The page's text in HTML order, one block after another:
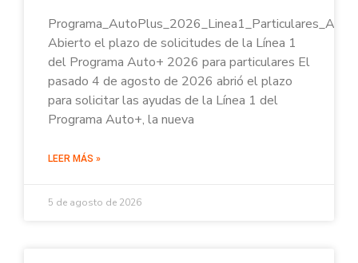
Abierto el plazo de solicitudes de la Línea 1
del Programa Auto+ 2026 para particulares El
pasado 4 de agosto de 2026 abrió el plazo
para solicitar las ayudas de la Línea 1 del
Programa Auto+, la nueva
LEER MÁS »
5 de agosto de 2026